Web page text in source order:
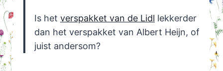
Is het verspakket van de Lidl lekkerder
dan het verspakket van Albert Heijn, of
juist andersom?